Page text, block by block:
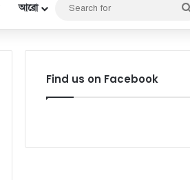
আরো
Find us on Facebook